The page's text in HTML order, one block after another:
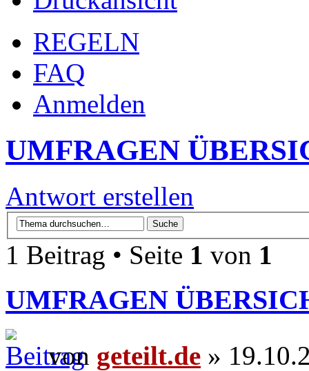
REGELN
FAQ
Anmelden
UMFRAGEN
Antwort erstellen
1 Beitrag • Seite 1 von 1
UMFRAGEN
von geteilt.de »